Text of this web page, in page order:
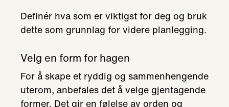
Definér hva som er viktigst for deg og bruk
dette som grunnlag for videre planlegging.
Velg en form for hagen
For å skape et ryddig og sammenhengende
uterom, anbefales det å velge gjentagende
former. Det gir en følelse av orden og